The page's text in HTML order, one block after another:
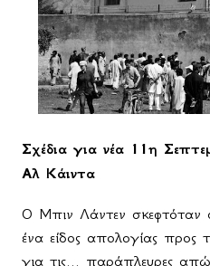
Σχέδια για νέα 11η
Αλ Κάιντα
Ο Μπιν Λάντεν σκεφτόταν
ένα είδος απολογίας προς
για τις... παράπλευρες